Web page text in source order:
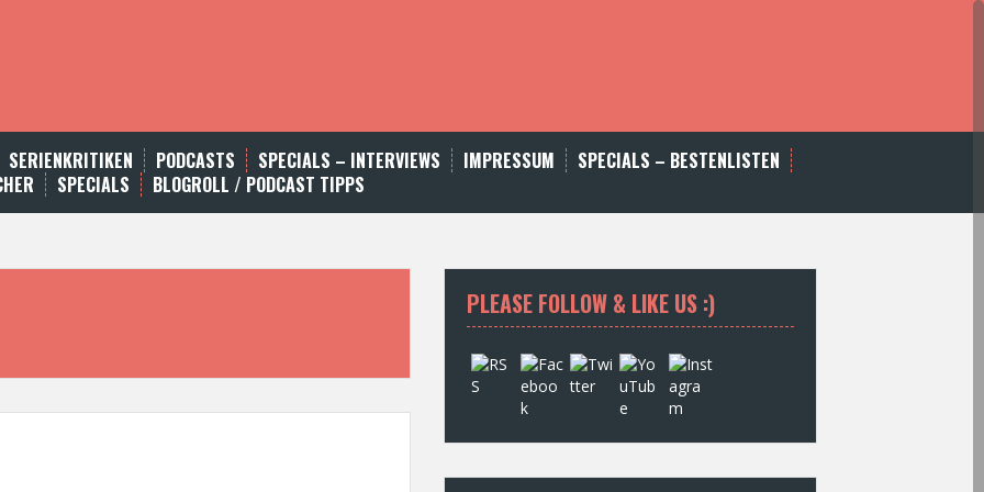
SERIENKRITIKEN PODCASTS SPECIALS – INTERVIEWS IMPRESSUM
SPECIALS – BESTENLISTEN
SPECIALS BLOGROLL / PODCAST TIPPS
PLEASE FOLLOW & LIKE US :)